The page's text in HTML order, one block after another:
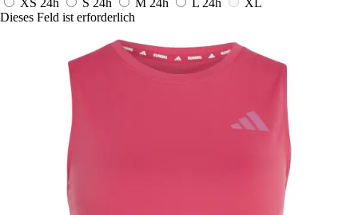
Dieses Feld ist erforderlich